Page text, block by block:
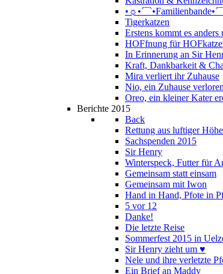
Tigerkatzen
Erstens kommt es
HOFfnung für
In Erinnerung an Sir
Kraft, Dankbarkeit &
Mira verliert ihr Zuhause
Nio, ein Zuhause
Oreo, ein kleiner Kater
Berichte 2015
Back
Rettung aus luftiger Höhe
Sachspenden 2015
Sir Henry
Winterspeck, Futter für
Gemeinsam statt einsam
Gemeinsam mit Iwon
Hand in Hand, Pfote in
5 vor 12
Danke!
Die letzte Reise
Sommerfest 2015 in
Sir Henry zieht um ♥
Nele und ihre verletzte
Ein Brief an Maddy